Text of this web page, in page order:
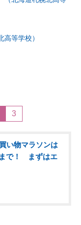
等学校）
3
い物マラソンは
で！ まずはエ